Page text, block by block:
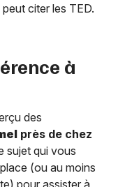
citer les TED.
à
des
près de chez
sujet qui vous
(ou au moins